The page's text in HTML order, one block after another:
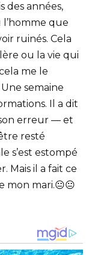
des années,
l’homme que
ruinés. Cela
ou la vie qui
me le
semaine
Il a dit
erreur — et
resté
s’est estompé
Mais il a fait ce
mon mari.😐😐